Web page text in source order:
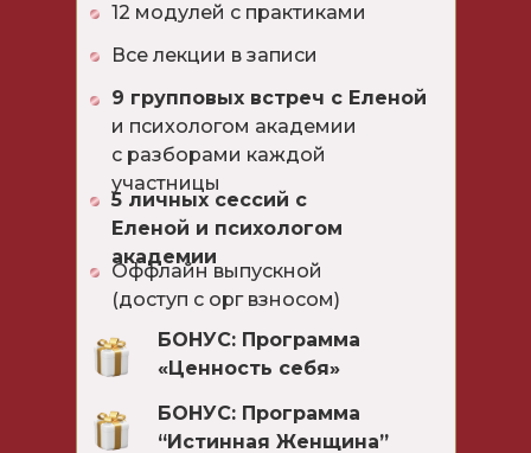
12 модулей с практиками
Все лекции в записи
9 групповых встреч с Еленой
и психологом академии
с разборами каждой
участницы
5 личных сессий с
Еленой и психологом
академии
БОНУС: Программа
«Ценность себя»
БОНУС: Программа
“Истинная Женщина”
Оффлайн выпускной
(доступ с орг взносом)